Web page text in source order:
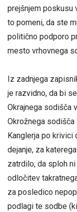
prejšnjem poskusu
to pomeni, da ste
politično podporo
mesto vrhovnega
Iz zadnjega
je razvidno, da bi
Okrajnega sodišča
Okrožnega sodišča
Kanglerja po
dejanje, za
zatrdilo, da sploh
odločitev
za posledico
podlagi te sodbe